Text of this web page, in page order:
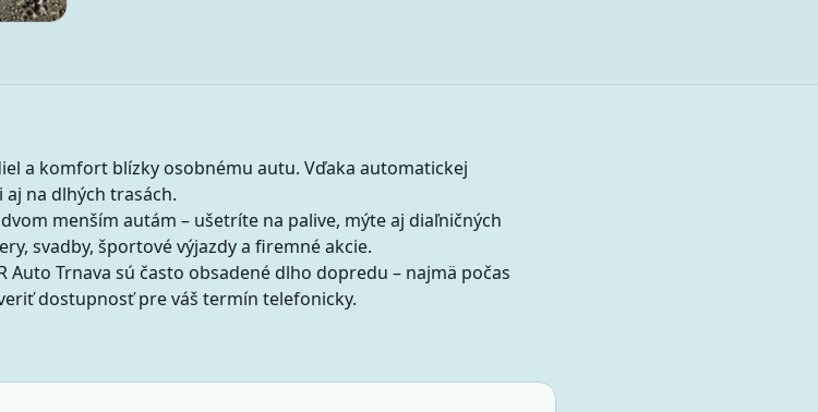
a komfort blízky osobnému autu. Vďaka automatickej
na dlhých trasách.
menším autám – ušetríte na palive, mýte aj diaľničných
svadby, športové výjazdy a firemné akcie.
Auto Trnava sú často obsadené dlho dopredu – najmä počas
dostupnosť pre váš termín telefonicky.